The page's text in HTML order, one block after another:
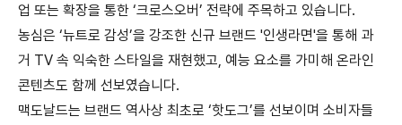
업 또는 확장을 통한 ‘크로스오버’ 전략에 주목하고 있습니다.
농심은 ‘뉴트로 감성’을 강조한 신규 브랜드 '인생라면'을 통해 과
거 TV 속 익숙한 스타일을 재현했고, 예능 요소를 가미해 온라인
콘텐츠도 함께 선보였습니 다.
맥도날드는 브랜드 역사상 최초로 ‘핫도그’를 선보이며 소비자들